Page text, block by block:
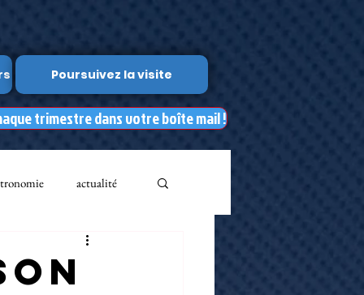
Poursuivez la visite
trimestre dans votre boîte mail !
actualité
Leslie Kean's